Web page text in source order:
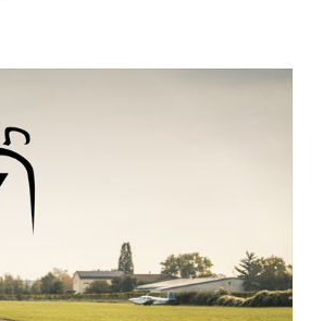
キャデラック
テスラ
トヨタ
日産